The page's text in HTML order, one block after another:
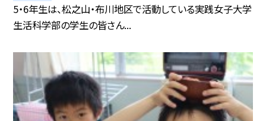
5・6年生は、松之山・布川地区で活動している実践女子大学
生活科学部の学生の皆さん...